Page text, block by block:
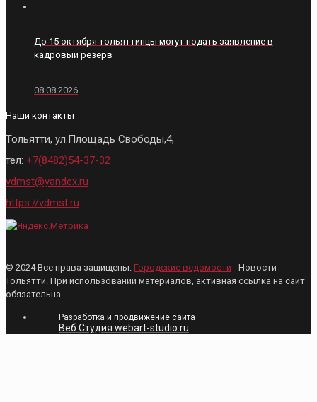
До 15 октября тольяттинцы могут подать заявление в
кадровый резерв
08.08.2026
Наши контакты
Тольятти, ул.Площадь Свободы,4,
тел: +7(8482)54-37-32
vdmst@yandex.ru
https://vdmst.ru
© 2024 Все права защищены. Городские ведомости - Новости
Тольятти. При использовании материалов, активная ссылка на сайт
обязательна
Разработка и продвижение сайта
Веб Студия webart-studio.ru